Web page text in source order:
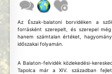
Az Észak-balatoni borvidéken a
forrásként szerepelt, és szerepel
hanem számtalan értéket,
időszakai folyamán.
A Balaton-felvidék közlekedési-
Tapolca már a XIV. században